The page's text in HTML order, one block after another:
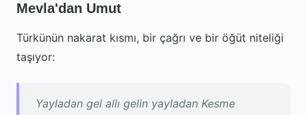
Mevla'dan Umut
Türkünün nakarat kısmı, bir çağrı ve bir öğüt niteliği
taşıyor:
Yayladan gel allı gelin yayladan Kesme